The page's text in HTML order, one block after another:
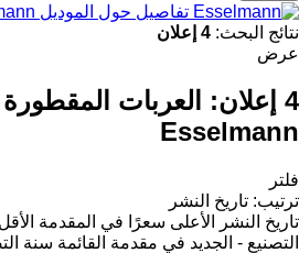
تفاصيل حول الموديل Esselmann
نتائج البحث: 4 إعلان
عرض
4 إعلان:
العربات
Esselmann
فلتر
ترتيب: تاريخ النشر
تاريخ النشر
الأعلى سعرًا في المقدمة
التصنيع - الجديد في مقدمة القائمة سنة